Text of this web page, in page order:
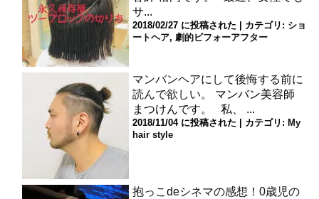
サ...
2018/02/27 に投稿された カテゴリ: ショ
ートヘア, 劇的ビフォーアフター
マンバンヘアにして後悔する前に
読んで欲しい。
マンバン美容師
まつけんです。 私、 ...
2018/11/04 に投稿された カテゴリ: My
hair style
抱っこdeシネマの感想！0歳児の